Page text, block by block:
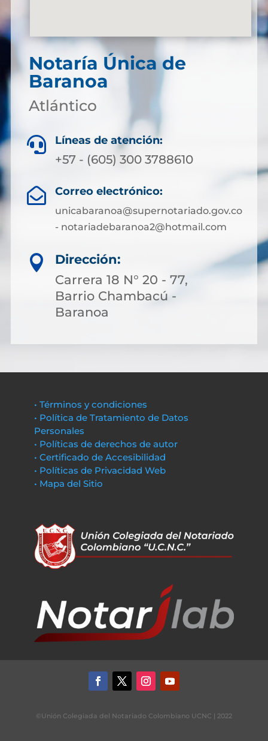
Notaría Única de
Baranoa
Atlántico
 Líneas de atención:
+57 - (605) 300 3788610
 Correo electrónico:
unicabaranoa@supernotariado.gov.co
- notariadebaranoa2@hotmail.com

Dirección:
Carrera 18 N° 20 - 77,
Barrio Chambacú -
Baranoa
• Términos y condiciones
• Política de Tratamiento de Datos
Personales
• Políticas de derechos de autor
• Certificado de Accesibilidad
• Políticas de Privacidad Web
• Mapa del Sitio
©Unión Colegiada del Notariado Colombiano UCNC | 2022